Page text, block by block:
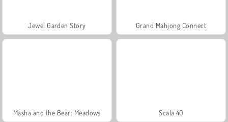
Jewel Garden Story Grand Mahjong Connect
Masha and the Bear: Meadows Scala 40